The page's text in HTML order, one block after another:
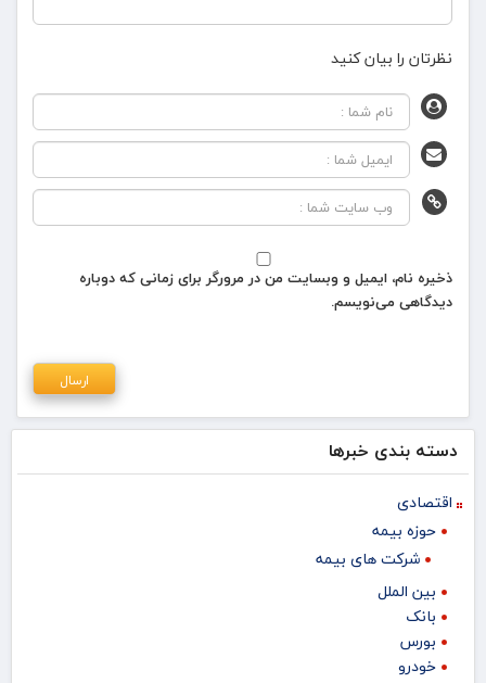
نظرتان را بیان کنید
ذخیره نام، ایمیل و وبسایت من در مرورگر برای زمانی که دوباره
دیدگاهی می‌نویسم.
دسته بندی خبرها
اقتصادی
حوزه بیمه
شرکت های بیمه
بین الملل
بانک
بورس
خودرو